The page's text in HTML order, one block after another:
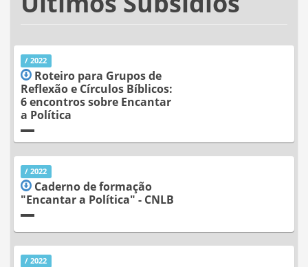
/ 2022
Roteiro para Grupos de
Reflexão e Círculos Bíblicos:
6 encontros sobre Encantar
a Política
/ 2022
Caderno de formação
"Encantar a Política" - CNLB
/ 2022